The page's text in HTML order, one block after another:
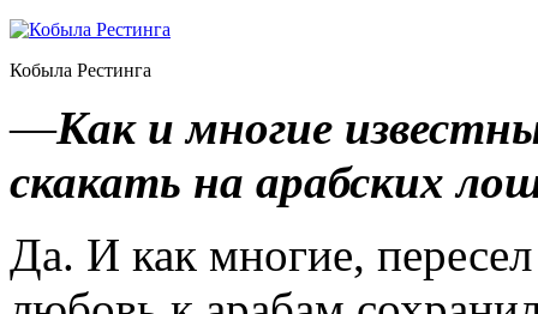
Кобыла Рестинга
—Как и многие
скакать на арабских
Да. И как многие,